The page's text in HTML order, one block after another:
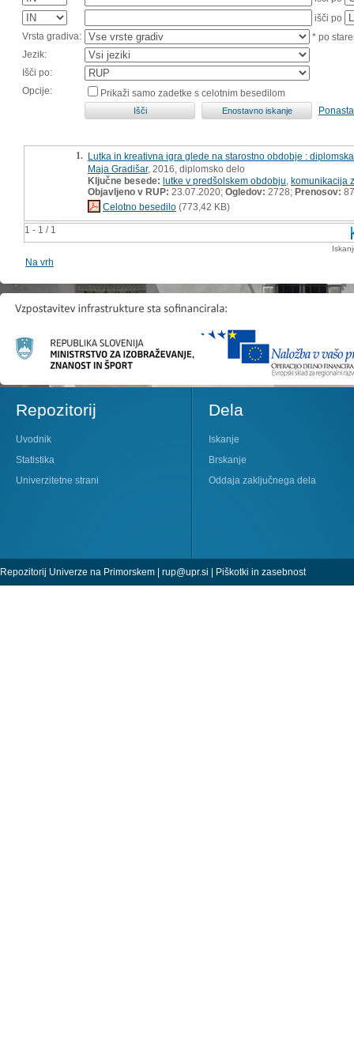
išči po
Vrsta gradiva:
* po
Jezik:
Išči po:
Opcije:
Prikaži samo zadetke s celotnim besedilom
1 - 1 / 1
1. Lutka in kreativna igra glede na starostno obdobje :
Maja Gradišar, 2016, diplomsko delo
Ključne besede: lutke v predšolskem obdobju komunikacija
Objavljeno v RUP: 23.07.2020; Ogledov: 2728; Prenosov: 87
Celotno besedilo (773,42 KB)
Na vrh
Repozitorij
Uvodnik
Statistika
Univerzitetne strani
Dela
Iskanje
Brskanje
Oddaja zaključnega dela
Repozitorij Univerze na Primorskem | rup@upr.si | Piškotki in zasebnost